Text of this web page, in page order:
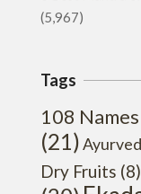
(5,967)
Tags
108 Names
(21)
Dry Fruits (8)